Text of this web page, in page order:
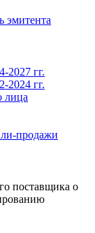
эмитента
2027 гг.
2024 гг.
лица
продажи
поставщика о